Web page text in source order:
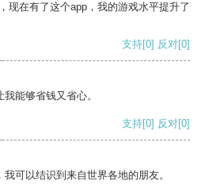
现在有了这个app，我的游戏水平提升了
支持[0] 反对[0]
能够省钱又省心。
支持[0] 反对[0]
可以结识到来自世界各地的朋友。